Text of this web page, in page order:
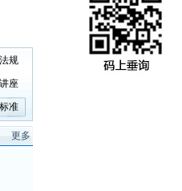
规
座
准
更多